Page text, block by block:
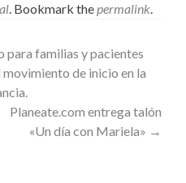
. Bookmark thepermalink.
para familias y pacientes
de inicio en la
Planeate.com entrega talón
«Un día con Mariela» →